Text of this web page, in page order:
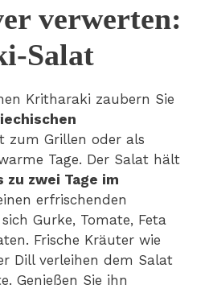
verwerten:
Salat
Kritharaki zaubern Sie
zum Grillen oder als
Tage. Der Salat hält
zu zwei Tage im
erfrischenden
Gurke, Tomate, Feta
Frische Kräuter wie
Dill verleihen dem Salat
Genießen Sie ihn